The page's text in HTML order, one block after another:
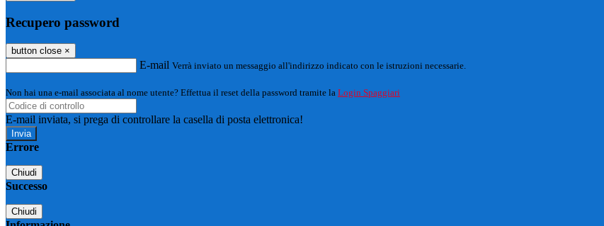
Recupero password
button close ×
E-mail Verrà inviato un messaggio all'indirizzo indicato con le istruzioni necessarie.
Non hai una e-mail associata al nome utente? Effettua il reset della password tramite la Login Spaggiari
E-mail inviata, si prega di controllare la casella di posta elettronica!
Errore
Chiudi
Successo
Chiudi